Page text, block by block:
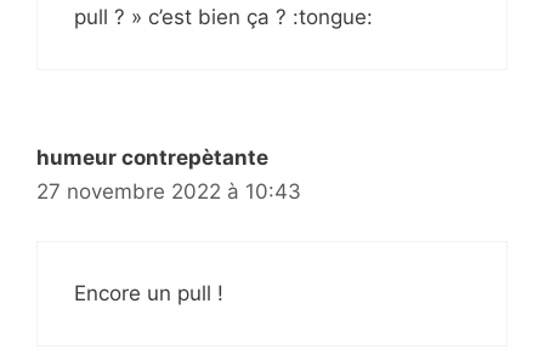
pull ? » c’est bien ça ? :tongue:
humeur contrepètante
27 novembre 2022 à 10:43
Encore un pull !